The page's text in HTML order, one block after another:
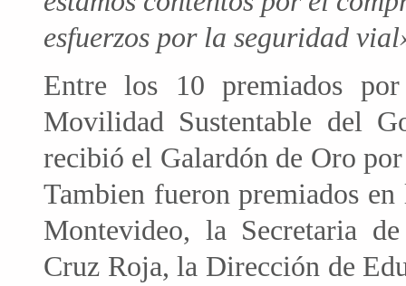
esfuerzos por la seguridad
Entre los 10 premiados
Movilidad Sustentable del
recibió el Galardón de Oro
Tambien fueron premiados
Montevideo, la Secretaria
Cruz Roja, la Dirección de